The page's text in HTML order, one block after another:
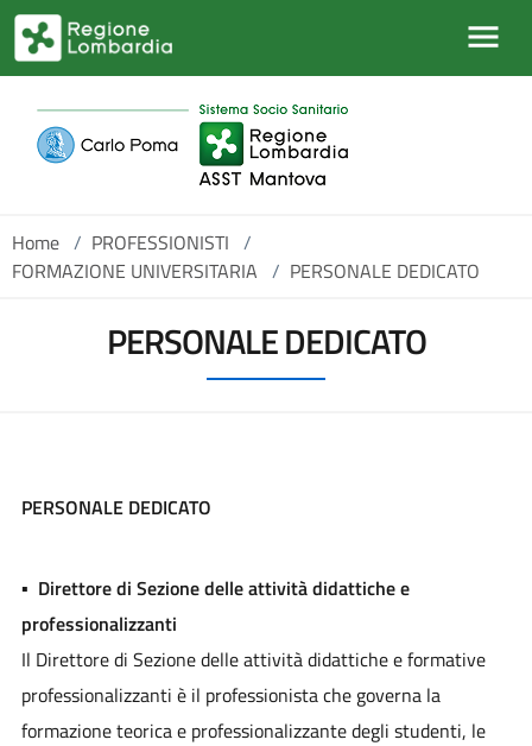
Salta al contenuto principale
Home / PROFESSIONISTI /
FORMAZIONE UNIVERSITARIA / PERSONALE DEDICATO
PERSONALE DEDICATO
PERSONALE DEDICATO
▪ Direttore di Sezione delle attività didattiche e
professionalizzanti
Il Direttore di Sezione delle attività didattiche e formative
professionalizzanti è il professionista che governa la
formazione teorica e professionalizzante degli studenti, le